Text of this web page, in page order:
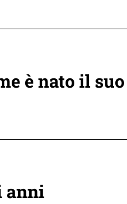
è nato il suo
anni